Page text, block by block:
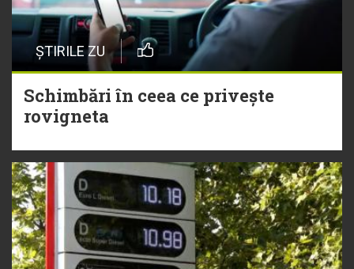
ȘTIRILE ZU
Schimbări în ceea ce privește
rovigneta